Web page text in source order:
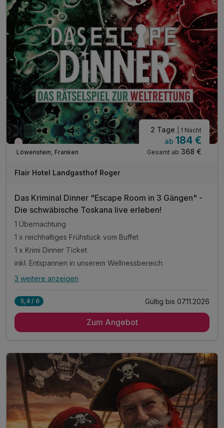
1x Lotusmassage
1x Rosenölbad
1x Flasche Sekt aufs Zimmer
Wieder frei ab November
Löwenstein, Franken
2 Tage | 1 Nacht
ab 184 €
Gesamt ab 368 €
Flair Hotel Landgasthof Roger
Das Kriminal Dinner "Escape Room in 3 Gängen" -
Die schwäbische Toskana live erleben!
1 Übernachtung
1 x reichhaltiges Frühstück vom Buffet
1 x Krimi Dinner Ticket
inkl. Entspannen in unserem Wellnessbereich
Alle Inklusivleistungen
1 x reichhaltiges Frühstück vom Buffet
inkl. kuscheliger Leih-Saunatücher
inkl. Parkplatz
inkl. WLAN
3 weitere anzeigen
5,4 / 6 Gültig bis 07.11.2026
Zum Angebot